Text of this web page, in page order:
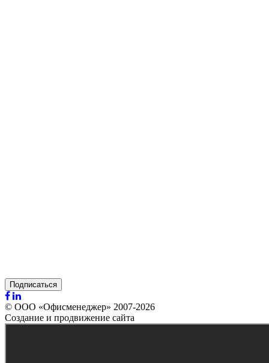
Подписаться
© ООО «Офисменеджер» 2007-2026
Создание и продвижение сайта